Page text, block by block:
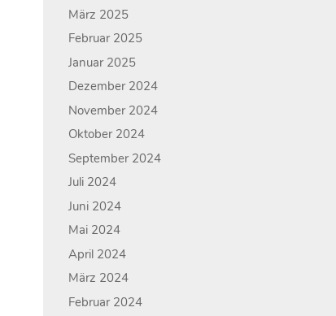
März 2025
Februar 2025
Januar 2025
Dezember 2024
November 2024
Oktober 2024
September 2024
Juli 2024
Juni 2024
Mai 2024
April 2024
März 2024
Februar 2024